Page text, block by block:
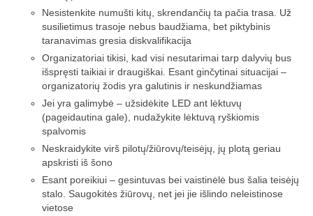
Nesistenkite numušti kitų, skrendančių ta pačia trasa. Už
susilietimus trasoje nebus baudžiama, bet piktybinis
taranavimas gresia diskvalifikacija
Organizatoriai tikisi, kad visi nesutarimai tarp dalyvių bus
išspręsti taikiai ir draugiškai. Esant ginčytinai situacijai –
organizatorių žodis yra galutinis ir neskundžiamas
Jei yra galimybė – užsidėkite LED ant lėktuvų
(pageidautina gale), nudažykite lėktuvą ryškiomis
spalvomis
Neskraidykite virš pilotų/žiūrovų/teisėjų, jų plotą geriau
apskristi iš šono
Esant poreikiui – gesintuvas bei vaistinėlė bus šalia teisėjų
stalo. Saugokitės žiūrovų, net jei jie išlindo neleistinose
vietose